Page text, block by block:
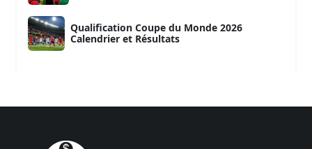
Qualification Coupe du Monde 2026
Calendrier et Résultats